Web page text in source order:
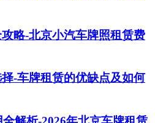
略-北京小汽车牌照租赁费
-车牌租赁的优缺点及如何